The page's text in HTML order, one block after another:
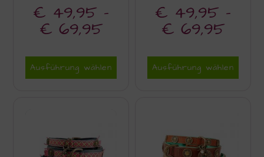
€ 49,95 –
€ 69,95
Ausführung wählen
€ 49,95 –
€ 69,95
Ausführung wählen